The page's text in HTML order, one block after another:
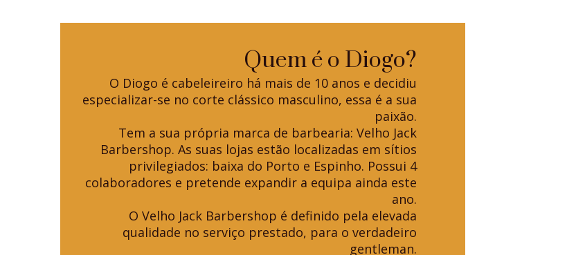
Quem é o Diogo?
O Diogo é cabeleireiro há mais de 10 anos e decidiu
especializar-se no corte clássico masculino, essa é a sua
paixão.
Tem a sua própria marca de barbearia: Velho Jack
Barbershop. As suas lojas estão localizadas em sítios
privilegiados: baixa do Porto e Espinho. Possui 4
colaboradores e pretende expandir a equipa ainda este
ano.
O Velho Jack Barbershop é definido pela elevada
qualidade no serviço prestado, para o verdadeiro
gentleman.